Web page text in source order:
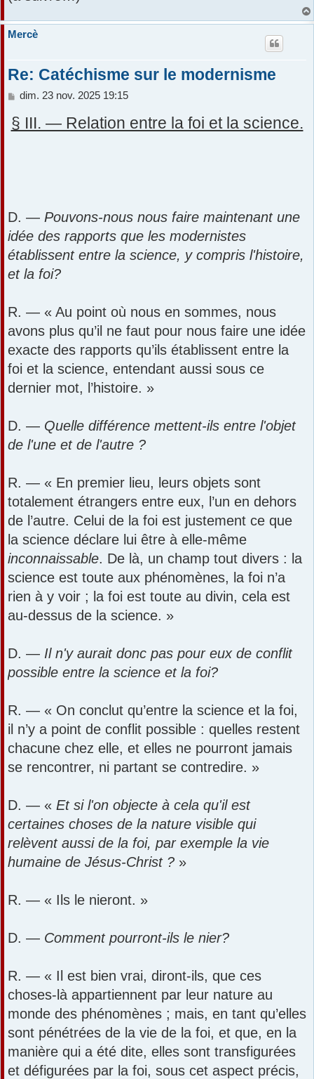
Mercè
Re: Catéchisme sur le modernisme
M
s
s
dim. 23 nov. 2025 19:15
§ III. — Relation entre la foi et la science.
D. — Pouvons-nous nous faire maintenant une
idée des rapports que les modernistes
établissent entre la science, y compris l'histoire,
et la foi?
R. — « Au point où nous en sommes, nous
avons plus qu’il ne faut pour nous faire une idée
exacte des rapports qu’ils établissent entre la
foi et la science, entendant aussi sous ce
dernier mot, l’histoire. »
D. — Quelle différence mettent-ils entre l'objet
de l'une et de l'autre ?
R. — « En premier lieu, leurs objets sont
totalement étrangers entre eux, l’un en dehors
de l’autre. Celui de la foi est justement ce que
la science déclare lui être à elle-même
inconnaissable. De là, un champ tout divers : la
science est toute aux phénomènes, la foi n’a
rien à y voir ; la foi est toute au divin, cela est
au-dessus de la science. »
D. — Il n'y aurait donc pas pour eux de conflit
possible entre la science et la foi?
R. — « On conclut qu’entre la science et la foi,
il n’y a point de conflit possible : quelles restent
chacune chez elle, et elles ne pourront jamais
se rencontrer, ni partant se contredire. »
D. — « Et si l'on objecte à cela qu'il est
certaines choses de la nature visible qui
relèvent aussi de la foi, par exemple la vie
humaine de Jésus-Christ ? »
R. — « Ils le nieront. »
D. — Comment pourront-ils le nier?
R. — « Il est bien vrai, diront-ils, que ces
choses-là appartiennent par leur nature au
monde des phénomènes ; mais, en tant qu’elles
sont pénétrées de la vie de la foi, et que, en la
manière qui a été dite, elles sont transfigurées
et défigurées par la foi, sous cet aspect précis,